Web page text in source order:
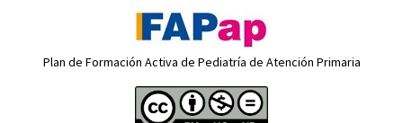
Plan de Formación Activa de Pediatría de Atención Primaria